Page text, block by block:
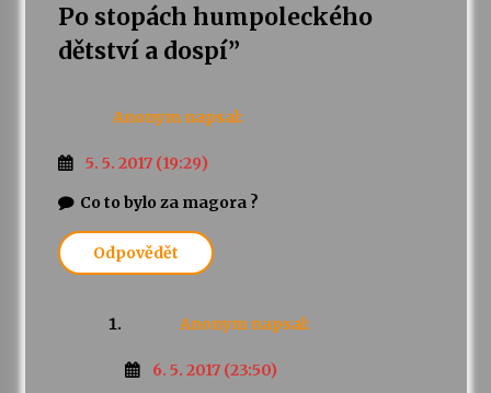
Po stopách humpoleckého
dětství a dospí”
Anonym napsal:
5. 5. 2017 (19:29)
Co to bylo za magora ?
Odpovědět
Anonym napsal:
6. 5. 2017 (23:50)